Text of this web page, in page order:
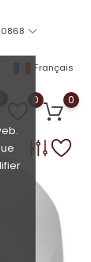
Français
0 0